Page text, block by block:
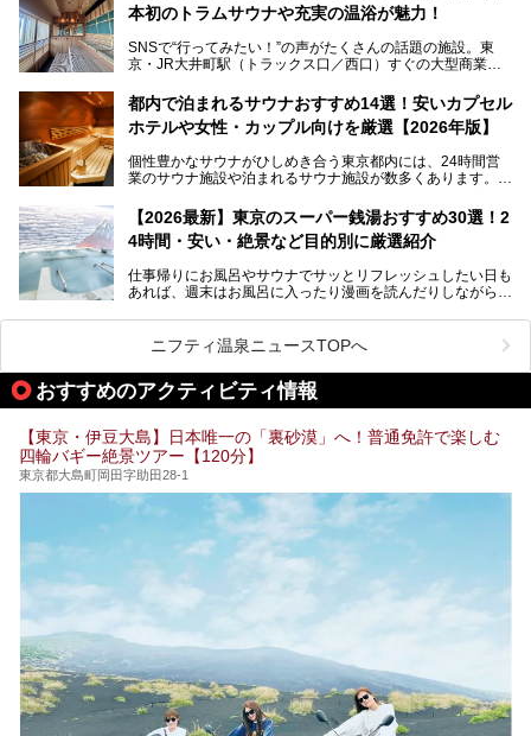
最近、SNSやメディアで「デザイナーズ銭湯」や「ネオ銭
本記事では、そもそもこれらがどんな銭湯なのか、その気に
いおしゃれな名店15選を、おすすめの順番で一挙にご紹介
します。
本初のトラムサウナや充実の温浴が魅力！
SNSで“行ってみたい！”の声がたくさんの話題の施設。東
京・JR大井町駅（トラックス口／西口）すぐの大型商業施
ツァ大井町トラックス」がニューオープン。施設の様子をレ
ポ―トします。
都内で泊まれるサウナおすすめ14選！安いカプセル
ホテルや女性・カップル向けを厳選【2026年版】
個性豊かなサウナがひしめき合う東京都内には、24時間営
業のサウナ施設や泊まれるサウナ施設が数多くあります。
を旅の目的とする「サ旅」や自分へのご褒美のための宿泊な
ど、自分の好きなタイミングで好きなだけサ活ができるのが
魅力です。
最近では、男性専用施設だけでなく、カップルや女性に嬉し
い個室サウナも増えてきました。
ら、特におすすめしたい施設14選をご紹介します。
してみてください。
【2026最新】東京のスーパー銭湯おすすめ30選！2
4時間・安い・絶景など目的別に厳選紹介
仕事帰りにお風呂やサウナでサッとリフレッシュしたい日も
あれば、週末はお風呂に入ったり漫画を読んだりしながら一
また、終電を逃してしまい、「このまま朝までゆっくりでき
る場所があれば」と探した経験がある人も多いのではないで
しょうか。
そこで本記事では、東京でおすすめのスーパー銭湯を、目的
24時間営業で宿泊できる施設や、1,000円以下で楽しめる安
い施設、デートや休日レジャーにもぴったりなエンタメ要素
が充実した施設など、利用のシーンに合わせて参考にしてく
ださい。
ニフティ温泉ニュースTOPへ
おすすめのアクティビティ情報
【東京・伊豆大島】日本唯一の「裏砂漠」へ！普通免許で楽しむ
四輪バギー絶景ツアー【120分】
東京都大島町岡田字助田28-1